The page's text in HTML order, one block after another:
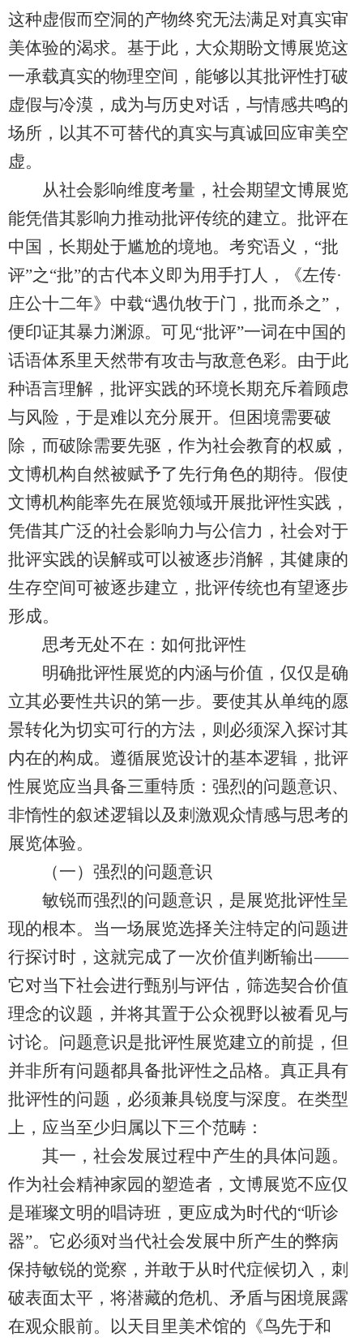
这种虚假而空洞的产物终究无法满足对真实审
美体验的渴求。基于此，大众期盼文博展览这
一承载真实的物理空间，能够以其批评性打破
虚假与冷漠，成为与历史对话，与情感共鸣的
场所，以其不可替代的真实与真诚回应审美空
虚。
从社会影响维度考量，社会期望文博展览
能凭借其影响力推动批评传统的建立。批评在
中国，长期处于尴尬的境地。考究语义，“批
评”之“批”的古代本义即为用手打人，《左传·
庄公十二年》中载“遇仇牧于门，批而杀之”，
便印证其暴力渊源。可见“批评”一词在中国的
话语体系里天然带有攻击与敌意色彩。由于此
种语言理解，批评实践的环境长期充斥着顾虑
与风险，于是难以充分展开。但困境需要破
除，而破除需要先驱，作为社会教育的权威，
文博机构自然被赋予了先行角色的期待。假使
文博机构能率先在展览领域开展批评性实践，
凭借其广泛的社会影响力与公信力，社会对于
批评实践的误解或可以被逐步消解，其健康的
生存空间可被逐步建立，批评传统也有望逐步
形成。
思考无处不在：如何批评性
明确批评性展览的内涵与价值，仅仅是确
立其必要性共识的第一步。要使其从单纯的愿
景转化为切实可行的方法，则必须深入探讨其
内在的构成。遵循展览设计的基本逻辑，批评
性展览应当具备三重特质：强烈的问题意识、
非惰性的叙述逻辑以及刺激观众情感与思考的
展览体验。
（一）强烈的问题意识
敏锐而强烈的问题意识，是展览批评性呈
现的根本。当一场展览选择关注特定的问题进
行探讨时，这就完成了一次价值判断输出——
它对当下社会进行甄别与评估，筛选契合价值
理念的议题，并将其置于公众视野以被看见与
讨论。问题意识是批评性展览建立的前提，但
并非所有问题都具备批评性之品格。真正具有
批评性的问题，必须兼具锐度与深度。在类型
上，应当至少归属以下三个范畴：
其一，社会发展过程中产生的具体问题。
作为社会精神家园的塑造者，文博展览不应仅
是璀璨文明的唱诗班，更应成为时代的“听诊
器”。它必须对当代社会发展中所产生的弊病
保持敏锐的觉察，并敢于从时代症候切入，刺
破表面太平，将潜藏的危机、矛盾与困境展露
在观众眼前。以天目里美术馆的《鸟先于和